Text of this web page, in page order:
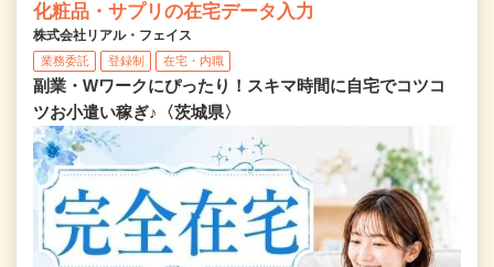
化粧品・サプリの在宅データ入力
株式会社リアル・フェイス
業務委託 登録制 在宅・内職
副業・Wワークにぴったり！スキマ時間に自宅でコツコ
ツお小遣い稼ぎ♪〈茨城県〉